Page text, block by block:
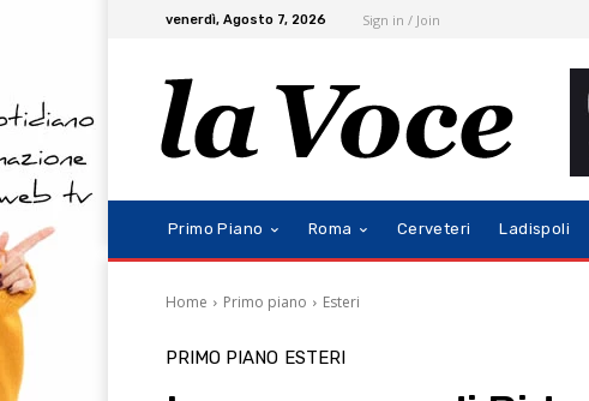
venerdì, Agosto 7, 2026 Sign in / Join
Primo Piano Roma Cerveteri Ladispoli
Home Primo piano Esteri
PRIMO PIANO ESTERI